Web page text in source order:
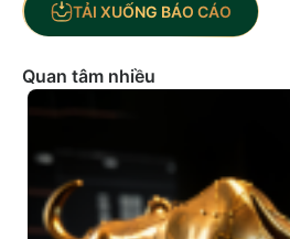
TẢI XUỐNG BÁO CÁO
Quan tâm nhiều